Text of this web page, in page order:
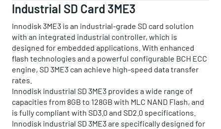
Industrial SD Card 3ME3
Innodisk 3ME3 is an industrial-grade SD card solution
with an integrated industrial controller, which is
designed for embedded applications. With enhanced
flash technologies and a powerful configurable BCH ECC
engine, SD 3ME3 can achieve high-speed data transfer
rates.
Innodisk industrial SD 3ME3 provides a wide range of
capacities from 8GB to 128GB with MLC NAND Flash, and
is fully compliant with SD3.0 and SD2.0 specifications.
Innodisk industrial SD 3ME3 are specifically designed for